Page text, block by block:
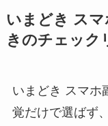
いまどき ス
きのチェック
いまどき スマホ
覚だけで選ばず